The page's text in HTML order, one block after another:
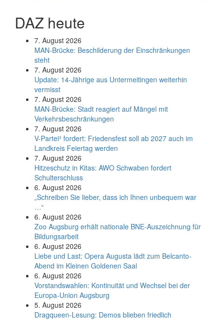
DAZ heute
7. August 2026
MAN-Brücke: Beschilderung der Einschränkungen
steht
7. August 2026
Update: 14-Jährige aus Untermeitingen weiterhin
vermisst
7. August 2026
MAN-Brücke: Stadt reagiert auf Mängel mit
Verkehrsbeschränkungen
7. August 2026
V-Partei­³ fordert: Friedens­fest soll ab 2027 auch im
Land­kreis Feier­tag werden
7. August 2026
Hitzeschutz in Kitas: AWO Schwaben fordert
Schulterschluss
6. August 2026
„Schreiben Sie lieber, dass ich Ihnen unbequem war
…“
6. August 2026
Zoo Augsburg erhält nationale BNE-Auszeichnung für
Bildungsarbeit
6. August 2026
Liebe und Last: Opera Augusta lädt zum Belcanto-
Abend im Kleinen Goldenen Saal
6. August 2026
Vorstandswahlen: Kontinuität und Wechsel bei der
Europa-Union Augsburg
5. August 2026
Dragqueen-Lesung: Demos blieben friedlich